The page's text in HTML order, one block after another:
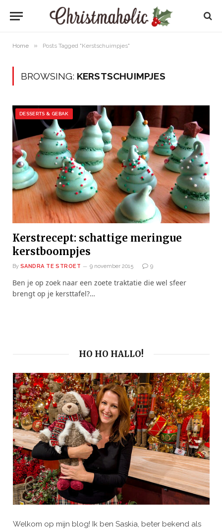
Home » Posts Tagged "Kerstschuimpjes"
BROWSING: KERSTSCHUIMPJES
DESSERTS & GEBAK
Kerstrecept: schattige meringue
kerstboompjes
By SANDRA TE STROET 9 november 2015 9
Ben je op zoek naar een zoete traktatie die wel sfeer
brengt op je kersttafel?…
HO HO HALLO!
Welkom op mijn blog! Ik ben Saskia, beter bekend als